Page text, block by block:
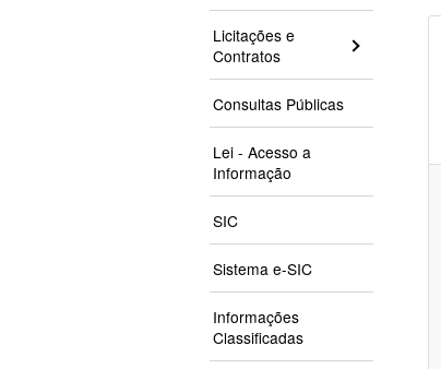
Licitações e
Contratos
Consultas Públicas
Lei - Acesso a
Informação
SIC
Sistema e-SIC
Informações
Classificadas